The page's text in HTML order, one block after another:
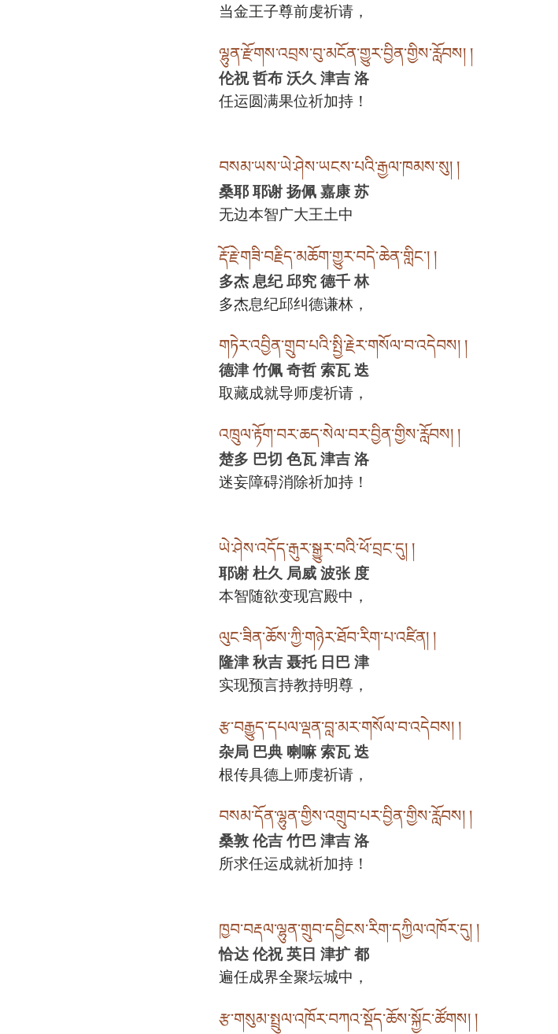
当金王子尊前虔祈请，
ལྷུན་རྫོགས་འབྲས་བུ་མངོན་གྱུར་བྱིན་གྱིས་རློབས། །
伦祝 哲布 沃久 津吉 洛
任运圆满果位祈加持！
བསམ་ཡས་ཡེ་ཤེས་ཡངས་པའི་རྒྱལ་ཁམས་སུ། །
桑耶 耶谢 扬佩 嘉康 苏
无边本智广大王土中
རྡོ་རྗེ་གཟི་བརྗིད་མཆོག་གྱུར་བདེ་ཆེན་གླིང༌། །
多杰 息纪 邱究 德千 林
多杰息纪邱纠德谦林，
གཏེར་འབྱིན་གྲུབ་པའི་སྤྱི་རྗེར་གསོལ་བ་འདེབས། །
德津 竹佩 奇哲 索瓦 迭
取藏成就导师虔祈请，
འཁྲུལ་རྟོག་བར་ཆད་སེལ་བར་བྱིན་གྱིས་རློབས། །
楚多 巴切 色瓦 津吉 洛
迷妄障碍消除祈加持！
ཡེ་ཤེས་འདོད་རྒུར་སྒྱུར་བའི་ཕོ་བྲང་དུ། །
耶谢 杜久 局威 波张 度
本智随欲变现宫殿中，
ལུང་ཟིན་ཆོས་ཀྱི་གཉེར་ཐོབ་རིག་པ་འཛིན། །
隆津 秋吉 聂托 日巴 津
实现预言持教持明尊，
རྩ་བརྒྱུད་དཔལ་ལྡན་བླ་མར་གསོལ་བ་འདེབས། །
杂局 巴典 喇嘛 索瓦 迭
根传具德上师虔祈请，
བསམ་དོན་ལྷུན་གྱིས་འགྲུབ་པར་བྱིན་གྱིས་རློབས། །
桑敦 伦吉 竹巴 津吉 洛
所求任运成就祈加持！
ཁྱབ་བརྡལ་ལྷུན་གྲུབ་དབྱིངས་རིག་དཀྱིལ་འཁོར་དུ། །
恰达 伦祝 英日 津扩 都
遍任成界全聚坛城中，
རྩ་གསུམ་སྤྲུལ་འཁོར་བཀའ་སྡོད་ཆོས་སྐྱོང་ཚོགས། །